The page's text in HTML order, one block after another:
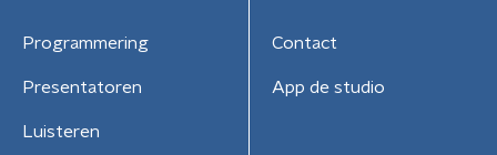
Programmering
Presentatoren
Luisteren
Contact
App de studio